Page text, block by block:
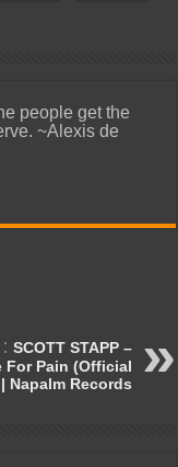
people get the
~Alexis de
SCOTT STAPP –
For Pain (Official
Napalm Records